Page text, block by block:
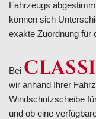
Fahrzeugs
können sich
exakte Zuordnung für
Bei
wir anhand Ihrer
Windschutzscheibe
und ob eine